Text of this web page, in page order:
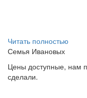
Читать полностью
Семья Ивановых
Цены доступные, нам
сделали.